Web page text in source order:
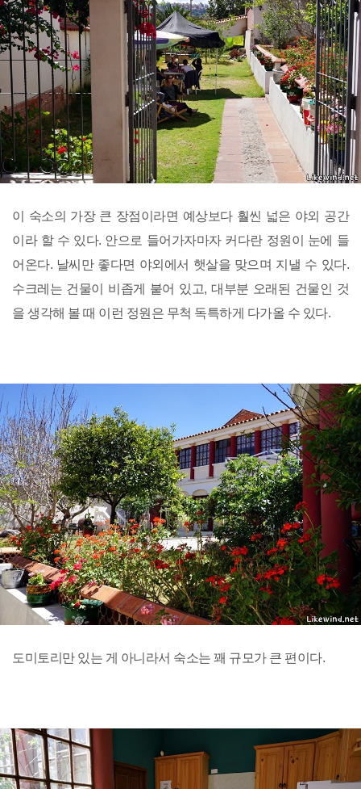
이 숙소의 가장 큰 장점이라면 예상보다 훨씬 넓은 야외 공간
이라 할 수 있다. 안으로 들어가자마자 커다란 정원이 눈에 들
어온다. 날씨만 좋다면 야외에서 햇살을 맞으며 지낼 수 있다.
수크레는 건물이 비좁게 붙어 있고, 대부분 오래된 건물인 것
을 생각해 볼 때 이런 정원은 무척 독특하게 다가올 수 있다.
도미토리만 있는 게 아니라서 숙소는 꽤 규모가 큰 편이다.